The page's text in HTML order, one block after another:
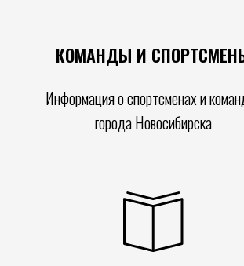
КОМАНДЫ И
Информация о спортсменах и
города Новосибирска